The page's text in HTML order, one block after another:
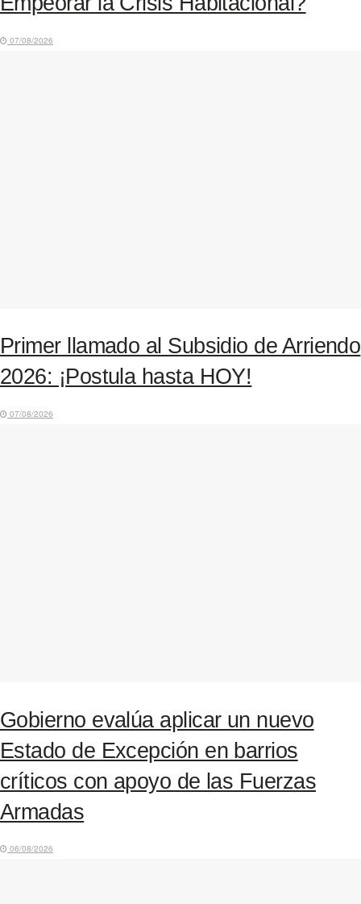
07/08/2026
Primer llamado al Subsidio de Arriendo
2026: ¡Postula hasta HOY!
07/08/2026
Gobierno evalúa aplicar un nuevo
Estado de Excepción en barrios
críticos con apoyo de las Fuerzas
Armadas
06/08/2026